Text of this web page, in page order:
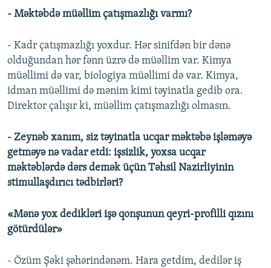
- Məktəbdə müəllim çatışmazlığı varmı?
- Kadr çatışmazlığı yoxdur. Hər sinifdən bir dənə
olduğundan hər fənn üzrə də müəllim var. Kimya
müəllimi də var, biologiya müəllimi də var. Kimya,
idman müəllimi də mənim kimi təyinatla gedib ora.
Direktor çalışır ki, müəllim çatışmazlığı olmasın.
- Zeynəb xanım, siz təyinatla ucqar məktəbə işləməyə
getməyə nə vadar etdi: işsizlik, yoxsa ucqar
məktəblərdə dərs demək üçün Təhsil Nazirliyinin
stimullaşdırıcı tədbirləri?
«Mənə yox dedikləri işə qonşunun qeyri-profilli qızını
götürdülər»
- Özüm Şəki şəhərindənəm. Hara getdim, dedilər iş